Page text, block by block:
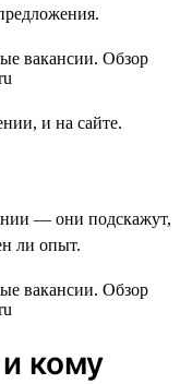
и на сайте.
— они подскажут,
ли опыт.
кому